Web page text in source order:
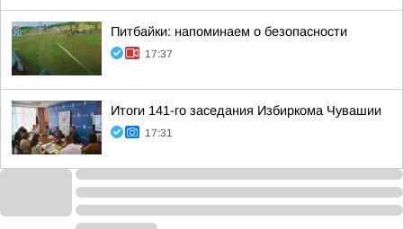
Питбайки: напоминаем о безопасности
17:37
Итоги 141-го заседания Избиркома Чувашии
17:31